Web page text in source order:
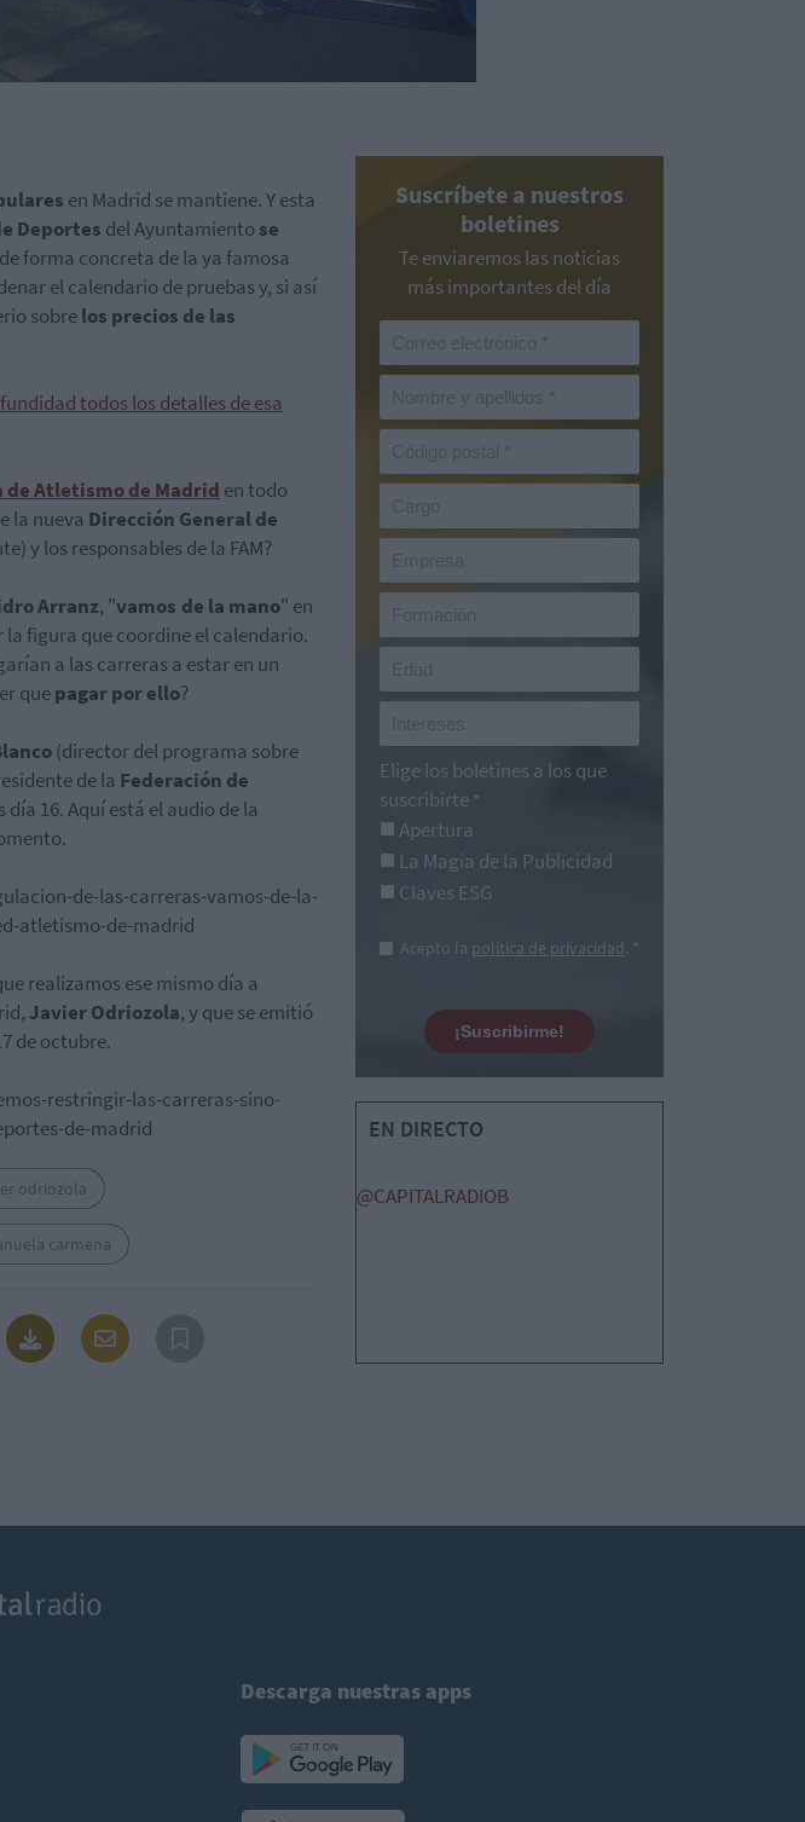
en Madrid se mantiene. Y esta
Deportes del Ayuntamiento se
forma concreta de la ya famosa
el calendario de pruebas y, si así
sobrelos precios de las
todos los detalles de esa
de Atletismo de Madrid en todo
la nueva Dirección General de
y los responsables de la FAM?
Arranz, "vamos de la mano" en
la figura que coordine el calendario.
a las carreras a estar en un
quepagar por ello?
(director del programa sobre
de la Federación de
día 16. Aquí está el audio de la
de-las-carreras-vamos-de-la-
atletismo-de-madrid
realizamos ese mismo día a
Javier Odriozola, y que se emitió
de octubre.
restringir-las-carreras-sino-
de-madrid
odriozola
carmena
Suscríbete a nuestros
boletines
Te enviaremos las noticias
más importantes del día
Elige los boletines a los que
suscribirte *
Apertura
La Magia de la Publicidad
Claves ESG
Acepto la política de privacidad. *
¡Suscribirme!
EN DIRECTO
@CAPITALRADIOB
Descarga nuestras apps